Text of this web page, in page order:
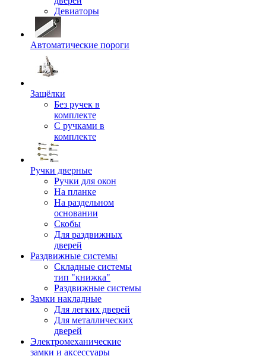
Девиаторы
Автоматические пороги
Защёлки
Без ручек в
комплекте
С ручками в
комплекте
Ручки дверные
Ручки для окон
На планке
На раздельном
основании
Скобы
Для раздвижных
дверей
Раздвижные системы
Складные системы
тип "книжка"
Раздвижные системы
Замки накладные
Для легких дверей
Для металлических
дверей
Электромеханические
замки и аксессуары